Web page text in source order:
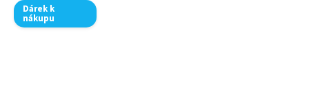
Dárek k
nákupu